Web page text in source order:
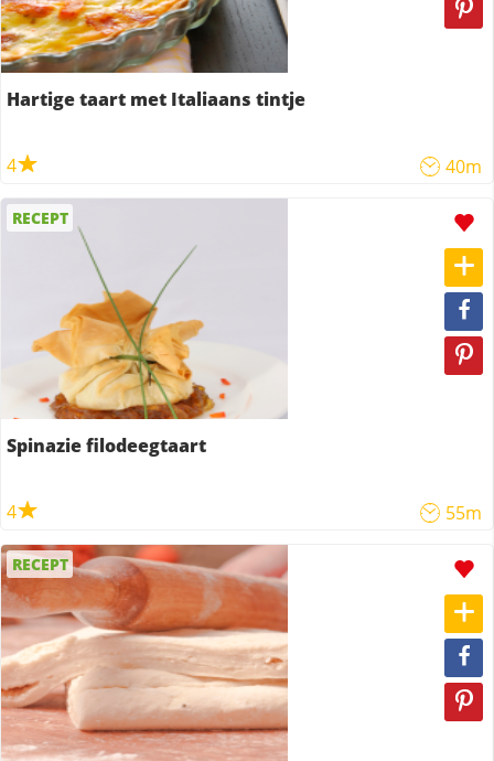
Hartige taart met Italiaans tintje
4 40m
RECEPT
Spinazie filodeegtaart
4 55m
RECEPT